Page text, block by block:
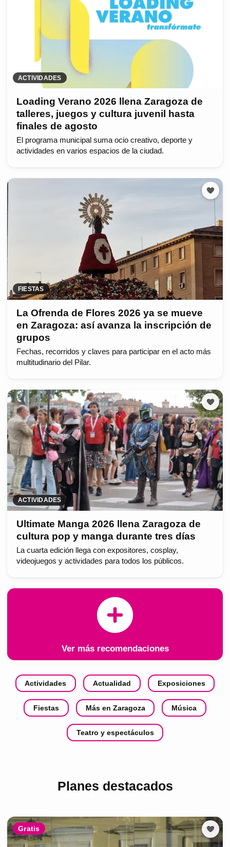
ACTIVIDADES
Loading Verano 2026 llena Zaragoza de
talleres, juegos y cultura juvenil hasta
finales de agosto
El programa municipal suma ocio creativo, deporte y
actividades en varios espacios de la ciudad.
FIESTAS
La Ofrenda de Flores 2026 ya se mueve
en Zaragoza: así avanza la inscripción de
grupos
Fechas, recorridos y claves para participar en el acto más
multitudinario del Pilar.
ACTIVIDADES
Ultimate Manga 2026 llena Zaragoza de
cultura pop y manga durante tres días
La cuarta edición llega con expositores, cosplay,
videojuegos y actividades para todos los públicos.
Ver más recomendaciones
Actividades Actualidad Exposiciones
Fiestas Más en Zaragoza Música
Teatro y espectáculos
Planes destacados
Gratis